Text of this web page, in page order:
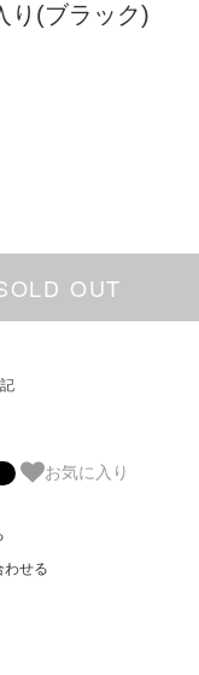
り(ブラック)
OUT
お気に入り
わせる